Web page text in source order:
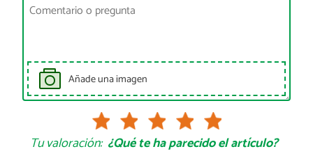
Añade una imagen
Tu valoración: ¿Qué te ha parecido el artículo?